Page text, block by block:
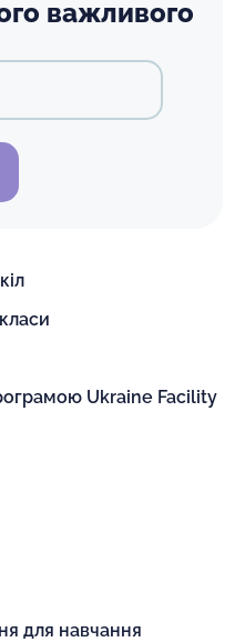
важливого
Ukraine Facility
для навчання